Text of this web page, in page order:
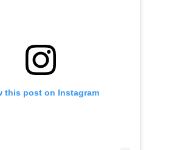
this post on Instagram